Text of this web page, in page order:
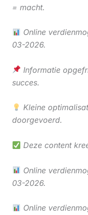
= macht.
Online
03-2026.
Informatie
succes.
Kleine
doorgevoerd.
Deze content
Online
03-2026.
Online